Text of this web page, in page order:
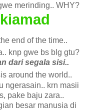
merinding.. WHY?
kiamad
end of the time..
knp gwe bs blg gtu?
dari segala sisi..
around the world..
ngerasain.. krn masii
pake baju zara..
besar manusia di